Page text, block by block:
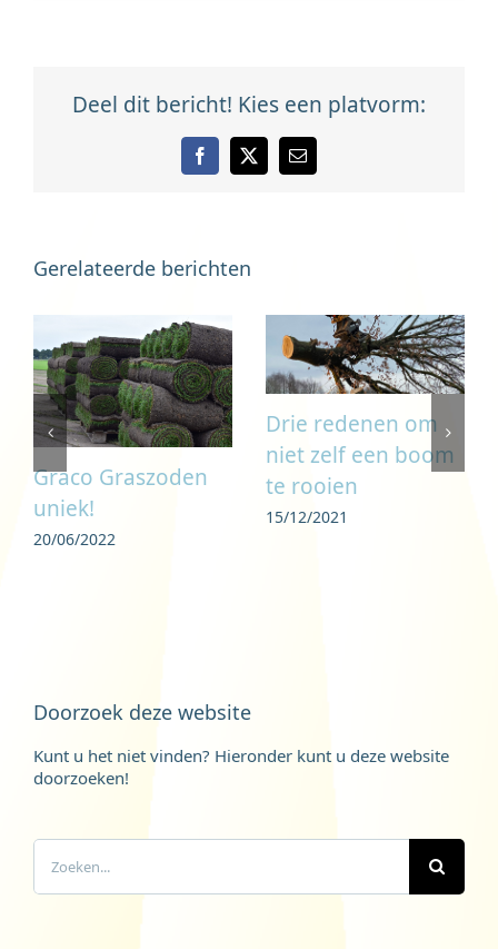
Deel dit bericht! Kies een platvorm:
Facebook
X
E-
mail
Gerelateerde berichten
Graco Graszoden
uniek!
20/06/2022
Drie redenen om
niet zelf een boom
te rooien
15/12/2021
Doorzoek deze website
Kunt u het niet vinden? Hieronder kunt u deze website
doorzoeken!
Zoeken
naar: